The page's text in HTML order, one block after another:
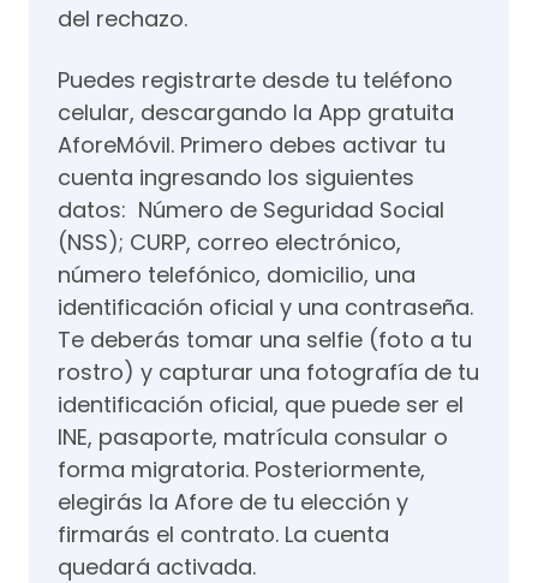
del rechazo.
Puedes registrarte desde tu teléfono
celular, descargando la App gratuita
AforeMóvil. Primero debes activar tu
cuenta ingresando los siguientes
datos: Número de Seguridad Social
(NSS); CURP, correo electrónico,
número telefónico, domicilio, una
identificación oficial y una contraseña.
Te deberás tomar una selfie (foto a tu
rostro) y capturar una fotografía de tu
identificación oficial, que puede ser el
INE, pasaporte, matrícula consular o
forma migratoria. Posteriormente,
elegirás la Afore de tu elección y
firmarás el contrato. La cuenta
quedará activada.